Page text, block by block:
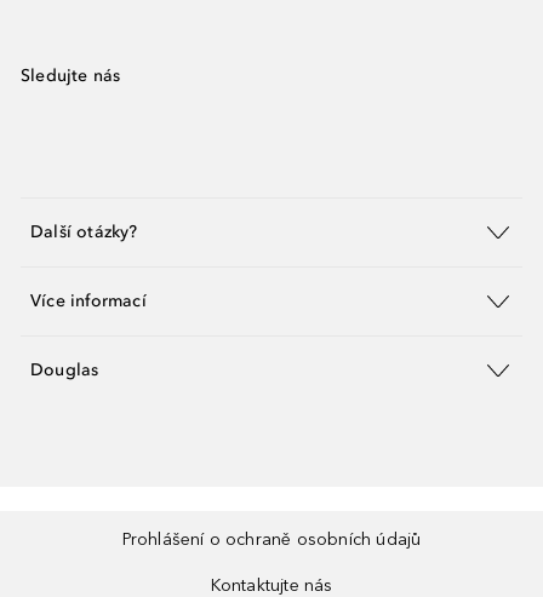
Sledujte nás
Další otázky?
Více informací
Douglas
Prohlášení o ochraně osobních údajů
Kontaktujte nás